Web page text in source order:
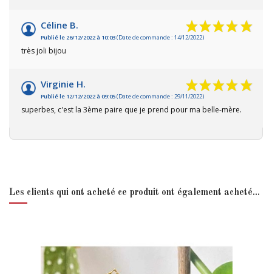
Céline B.
Publié le 26/12/2022 à 10:03(Date de commande : 14/12/2022)
très joli bijou
Virginie H.
Publié le 12/12/2022 à 09:05(Date de commande : 29/11/2022)
superbes, c'est la 3ème paire que je prend pour ma belle-mère.
Les clients qui ont acheté ce produit ont également acheté...